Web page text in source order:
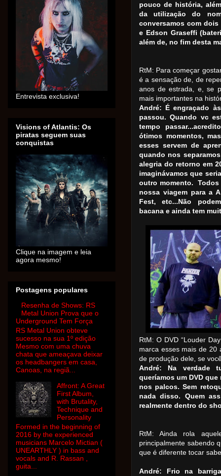
pouco de história,
da utilização do
conversamos com
e Edson Graseffi
além de, no fim desta
RtM: Para começar
é a sensação de, de
anos de estrada, e, se
mais importantes na
André: É engraçado
passou. Quando vc
tempo
ótimos momentos,
esses servem de
quando nos
alegria do retorno em
imaginávamos que
outro momento.
nossa viagem para a
Fest, etc...Não
bacana e ainda tem
RtM: O DVD “Louder
marca esses mais de 20
de produção dele, se
André: Na verdade
queríamos um DVD
nos palcos. Sem
nada disso. Quem
realmente dentro do
RtM: Ainda rola
principalmente sabendo
que é diferente tocar
André: Frio na
Entrevista exclusiva!
Visions of Atlantis: Os
piratas seguem suas
conquistas
Clique na imagem e leia
agora mesmo!
Postagens populares
Resenha de Shows: RS
Metal Union Prova que o
Underground Tem Força
RS Metal Union obteve
sucesso na sua 1º edição
Mesmo com uma chuva
chata que ameaçava deixar
os headbangers em casa,
Canoas, na regiã...
Affront: A Great
First Album,
with Brutality,
Technique and
Personality
Formed in the beginning of
2016 by the experienced
musicians Marcelo Mictian (
UNEARTHLY ) in bass and
vocals and R. Rassan ,
guita...